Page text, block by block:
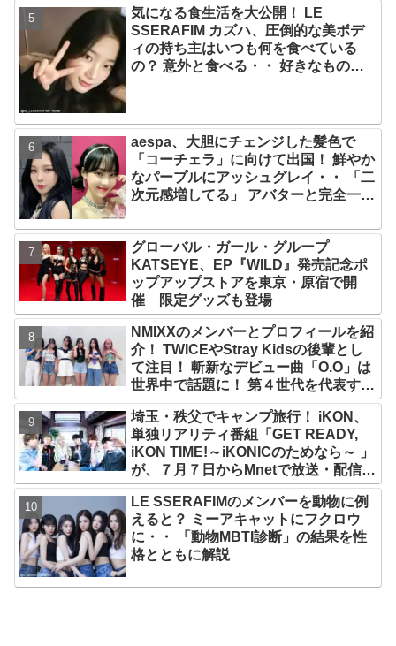
光栄」
気になる食生活を大公開！ LE
SSERAFIM カズハ、圧倒的な美ボデ
ィの持ち主はいつも何を食べている
の？ 意外と食べる・・ 好きなものを
aespa、大胆にチェンジした髪色で
「コーチェラ」に向けて出国！ 鮮やか
なパープルにアッシュグレイ・・ 「二
次元感増してる」 アバターと完全一致
グローバル・ガール・グループ
KATSEYE、EP『WILD』発売記念ポ
ップアップストアを東京・原宿で開
催 限定グッズも登場
NMIXXのメンバーとプロフィールを紹
介！ TWICEやStray Kidsの後輩とし
て注目！ 斬新なデビュー曲「O.O」は
世界中で話題に！ 第４世代を代表する
美女ソリュンをはじめ、全員ビジュア
ルメンバーといわれるその魅力をチェ
ック
埼玉・秩父でキャンプ旅行！ iKON、
単独リアリティ番組「GET READY,
iKON TIME!～iKONICのためなら～ 」
が、７月７日からMnetで放送・配信ス
タート
LE SSERAFIMのメンバーを動物に例
えると？ ミーアキャットにフクロウ
に・・ 「動物MBTI診断」の結果を性
格とともに解説